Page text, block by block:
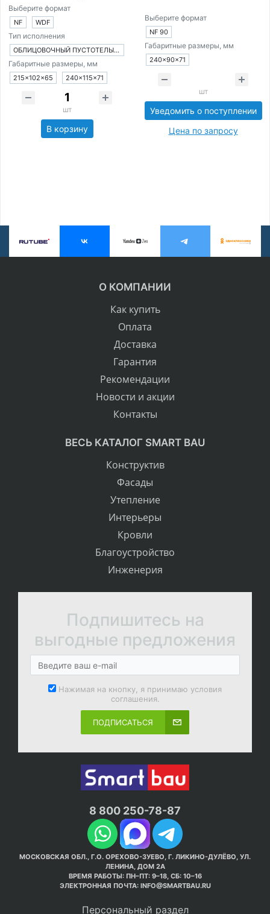
Выберите формат
NF WDF
Тип исполнения
ОБЛИЦОВОЧНЫЙ ПУСТОТЕЛЫЙ КИРПИЧ
Габаритные размеры, мм
215×102×65 240×115×71
шт
В корзину
Выберите формат
NF 90
Габаритные размеры, мм
240×90×71
шт
Уведомить о поступлении
Цена по запросу
О КОМПАНИИ
Как купить
Оплата
Доставка
Гарантия
Рекомендации
Новости и акции
Контакты
ВЕСЬ КАТАЛОГ SMART BAU
Конструктив
Фасады
Утепление
Интерьеры
Кровли
Благоустройство
Инженерия
Подпишитесь на
выгодные предложения
Нажимая на кнопку, я принимаю условия
соглашения.
ПОДПИСАТЬСЯ
8 800 250-78-87
МОСКОВСКАЯ ОБЛ., Г.О. ОРЕХОВО-ЗУЕВО, Г. ЛИКИНО-ДУЛЁВО, УЛ.
ЛЕНИНА, ДОМ 2А
ВРЕМЯ РАБОТЫ: ПН–ПТ: 9–18, СБ: 10–16
ЭЛЕКТРОННАЯ ПОЧТА: INFO@SMARTBAU.RU
Персональный раздел